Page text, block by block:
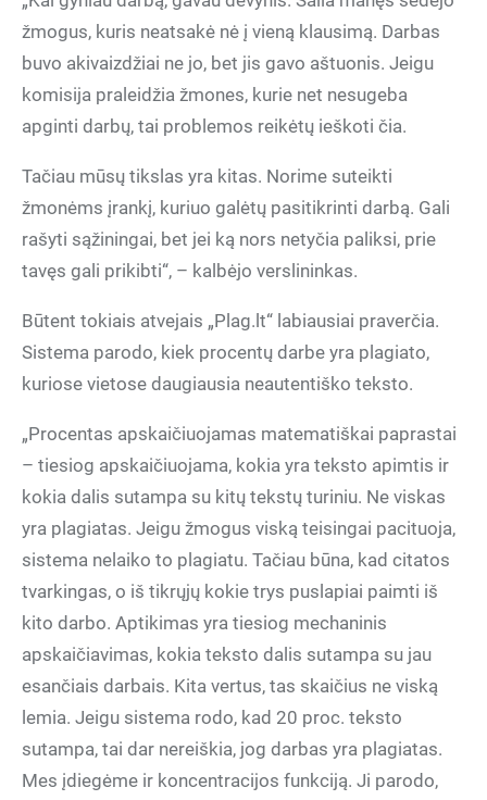
žmogus, kuris neatsakė nė į vieną klausimą. Darbas
buvo akivaizdžiai ne jo, bet jis gavo aštuonis. Jeigu
komisija praleidžia žmones, kurie net nesugeba
apginti darbų, tai problemos reikėtų ieškoti čia.
Tačiau mūsų tikslas yra kitas. Norime suteikti
žmonėms įrankį, kuriuo galėtų pasitikrinti darbą. Gali
rašyti sąžiningai, bet jei ką nors netyčia paliksi, prie
tavęs gali prikibti“, – kalbėjo verslininkas.
Būtent tokiais atvejais „Plag.lt“ labiausiai praverčia.
Sistema parodo, kiek procentų darbe yra plagiato,
kuriose vietose daugiausia neautentiško teksto.
„Procentas apskaičiuojamas matematiškai paprastai
– tiesiog apskaičiuojama, kokia yra teksto apimtis ir
kokia dalis sutampa su kitų tekstų turiniu. Ne viskas
yra plagiatas. Jeigu žmogus viską teisingai pacituoja,
sistema nelaiko to plagiatu. Tačiau būna, kad citatos
tvarkingas, o iš tikrųjų kokie trys puslapiai paimti iš
kito darbo. Aptikimas yra tiesiog mechaninis
apskaičiavimas, kokia teksto dalis sutampa su jau
esančiais darbais. Kita vertus, tas skaičius ne viską
lemia. Jeigu sistema rodo, kad 20 proc. teksto
sutampa, tai dar nereiškia, jog darbas yra plagiatas.
Mes įdiegėme ir koncentracijos funkciją. Ji parodo,